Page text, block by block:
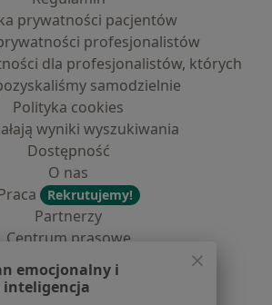
prywatności pacjentów
profesjonalistów
dla profesjonalistów, których
samodzielnie
Polityka cookies
wyniki wyszukiwania
Dostępność
O nas
Rekrutujemy!
Partnerzy
Centrum prasowe
Kontakt
Dla pacjentów
emocjonalny i
inteligencja